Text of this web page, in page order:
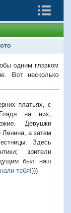
одним глазком
Вот несколько
платьях, с
на них,
Девушки
а затем
Здесь
зрители
был наш
тебя!)))